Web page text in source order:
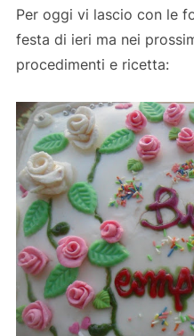
Per oggi vi lascio con le
festa di ieri ma nei
procedimenti e ricetta: